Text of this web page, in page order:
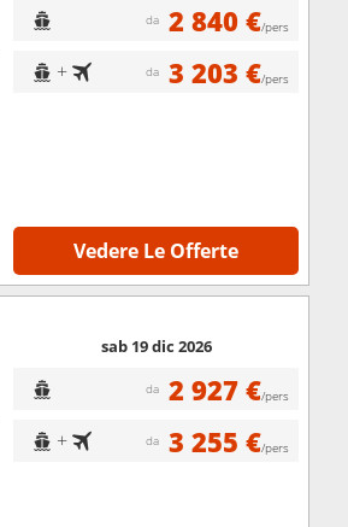
da 2 840 €/pers
+ da 3 203 €/pers
Vedere Le Offerte
sab 19 dic 2026
da 2 927 €/pers
+ da 3 255 €/pers